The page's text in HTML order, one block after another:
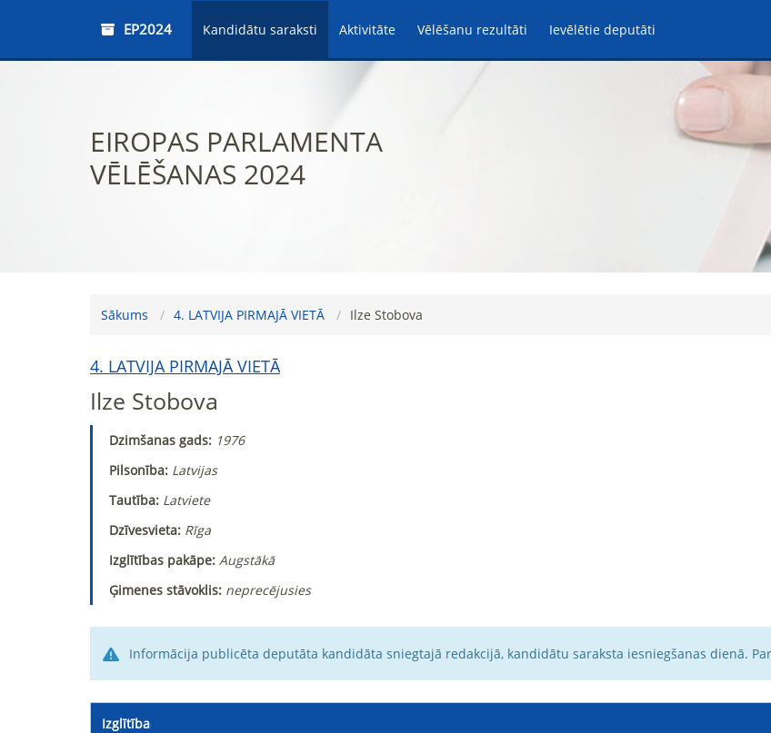
EP2024 Kandidātu saraksti Aktivitāte Vēlēšanu rezultāti Ievēlētie deputāti
EIROPAS PARLAMENTA
VĒLĒŠANAS 2024
Sākums 4. LATVIJA PIRMAJĀ VIETĀ Ilze Stobova
4. LATVIJA PIRMAJĀ VIETĀ
Ilze Stobova
Dzimšanas gads: 1976
Pilsonība: Latvijas
Tautība: Latviete
Dzīvesvieta: Rīga
Izglītības pakāpe: Augstākā
Ģimenes stāvoklis: neprecējusies
Informācija publicēta deputāta kandidāta sniegtajā redakcijā, kandidātu saraksta iesniegšanas dienā.
Izglītība